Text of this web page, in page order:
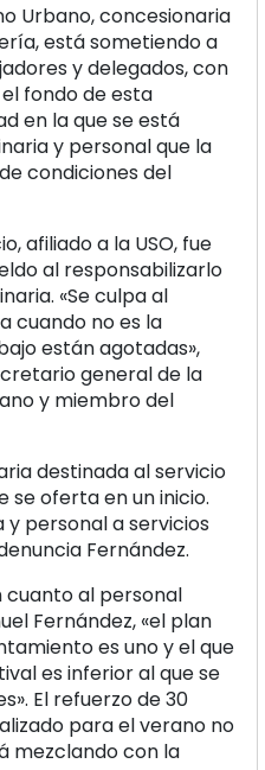
Urbano, concesionaria
está sometiendo a
y delegados, con
el fondo de esta
en la que se está
y personal que la
condiciones del
afiliado a la USO, fue
al responsabilizarlo
«Se culpa al
cuando no es la
están agotadas»,
general de la
y miembro del
destinada al servicio
se oferta en un inicio.
y personal a servicios
Fernández.
cuanto al personal
Fernández, «el plan
es uno y el que
es inferior al que se
El refuerzo de 30
para el verano no
mezclando con la